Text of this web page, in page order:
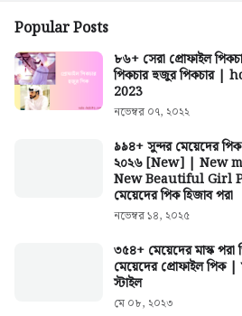
Popular Posts
৮৬+ সেরা প্রোফাইল
পিকচার হুজুর পিকচার
2023
নভেম্বর ০৭, ২০২২
৯৯৪+ সুন্দর মেয়েদের
২০২৬ [New] | New
New Beautiful Girl
মেয়েদের পিক হিজাব পরা
নভেম্বর ১৪, ২০২৫
৩৫৪+ মেয়েদের মাস্ক পরা
মেয়েদের প্রোফাইল পিক |
স্টাইল
মে ০৮, ২০২৩